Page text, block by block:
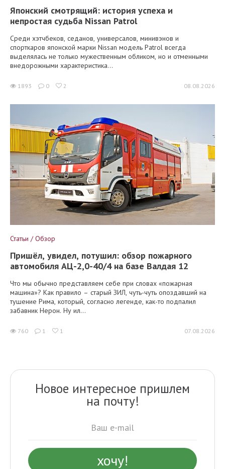
Японский смотрящий: история успеха и
непростая судьба Nissan Patrol
Среди хэтчбеков, седанов, универсалов, минивэнов и
спорткаров японской марки Nissan модель Patrol всегда
выделялась не только мужественным обликом, но и отменными
внедорожными характеристика...
1893 0 2 08.08.2026
Статьи / Обзор
Пришёл, увидел, потушил: обзор пожарного
автомобиля АЦ-2,0-40/4 на базе Валдая 12
Что мы обычно представляем себе при словах «пожарная
машина»? Как правило – старый ЗИЛ, чуть-чуть опоздавший на
тушение Рима, который, согласно легенде, как-то подпалил
забавник Нерон. Ну ил...
760 1 1 07.08.2026
Новое интересное пришлем
на почту!